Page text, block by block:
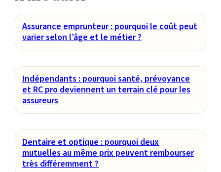
Assurance emprunteur : pourquoi le coût peut
varier selon l’âge et le métier ?
Indépendants : pourquoi santé, prévoyance
et RC pro deviennent un terrain clé pour les
assureurs
Dentaire et optique : pourquoi deux
mutuelles au même prix peuvent rembourser
très différemment ?